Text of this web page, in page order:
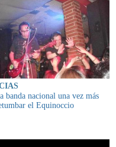
banda nacional una vez más
el Equinoccio